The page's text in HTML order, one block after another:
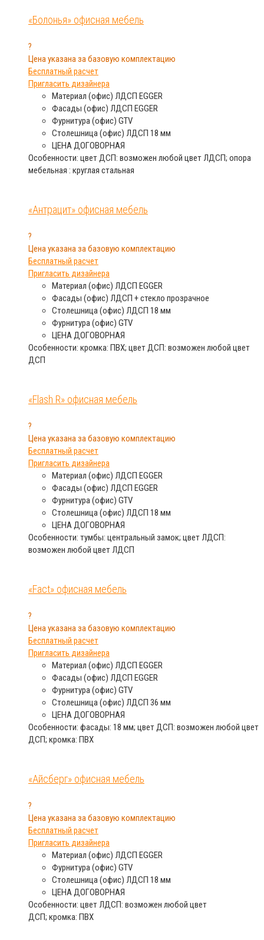
«Болонья» офисная мебель
?
Цена указана за базовую комплектацию
Бесплатный расчет
Пригласить дизайнера
Материал (офис) ЛДСП EGGER
Фасады (офис) ЛДСП EGGER
Фурнитура (офис) GTV
Столешница (офис) ЛДСП 18 мм
ЦЕНАДОГОВОРНАЯ
Особенности: цвет ДСП: возможен любой цвет ЛДСП; опора
мебельная : круглая стальная
«Антрацит» офисная мебель
?
Цена указана за базовую комплектацию
Бесплатный расчет
Пригласить дизайнера
Материал (офис) ЛДСП EGGER
Фасады (офис) ЛДСП + стекло прозрачное
Столешница (офис) ЛДСП 18 мм
Фурнитура (офис) GTV
ЦЕНАДОГОВОРНАЯ
Особенности: кромка: ПВХ; цвет ДСП: возможен любой цвет
ДСП
«Flash R» офисная мебель
?
Цена указана за базовую комплектацию
Бесплатный расчет
Пригласить дизайнера
Материал (офис) ЛДСП EGGER
Фасады (офис) ЛДСП EGGER
Фурнитура (офис) GTV
Столешница (офис) ЛДСП 18 мм
ЦЕНАДОГОВОРНАЯ
Особенности: тумбы: центральный замок; цвет ЛДСП:
возможен любой цвет ЛДСП
«Fact» офисная мебель
?
Цена указана за базовую комплектацию
Бесплатный расчет
Пригласить дизайнера
Материал (офис) ЛДСП EGGER
Фасады (офис) ЛДСП EGGER
Фурнитура (офис) GTV
Столешница (офис) ЛДСП 36 мм
ЦЕНАДОГОВОРНАЯ
Особенности: фасады: 18 мм; цвет ДСП: возможен любой цвет
ДСП; кромка: ПВХ
«Айсберг» офисная мебель
?
Цена указана за базовую комплектацию
Бесплатный расчет
Пригласить дизайнера
Материал (офис) ЛДСП EGGER
Фурнитура (офис) GTV
Столешница (офис) ЛДСП 18 мм
ЦЕНАДОГОВОРНАЯ
Особенности: цвет ЛДСП: возможен любой цвет
ДСП; кромка: ПВХ